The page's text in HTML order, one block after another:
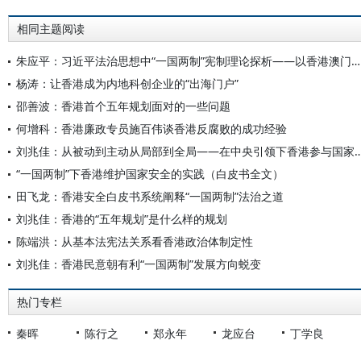
相同主题阅读
朱应平：习近平法治思想中“一国两制”宪制理论探析——以香港澳门特区依法治理为例
杨涛：让香港成为内地科创企业的“出海门户”
邵善波：香港首个五年规划面对的一些问题
何增科：香港廉政专员施百伟谈香港反腐败的成功经验
刘兆佳：从被动到主动从局部到全局——
“一国两制”下香港维护国家安全的实践（白皮书全文）
田飞龙：香港安全白皮书系统阐释“一国两制”法治之道
刘兆佳：香港的“五年规划”是什么样的规划
陈端洪：从基本法宪法关系看香港政治体制定性
刘兆佳：香港民意朝有利“一国两制”发展方向蜕变
热门专栏
秦晖 陈行之 郑永年 龙应台
丁学良